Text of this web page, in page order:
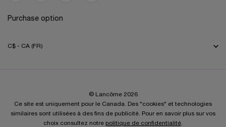
Purchase option
C$ - CA (FR)
© Lancôme 2026
Ce site est uniquement pour le Canada. Des "cookies" et technologies
similaires sont utilisées à des fins de publicité. Pour en savoir plus sur vos
choix consultez notre politique de confidentialité